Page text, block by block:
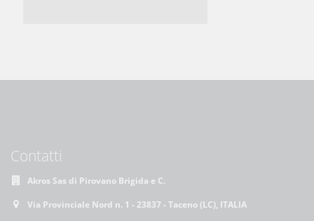
Contatti
Akros Sas di Pirovano Brigida e C.
Via Provinciale Nord n. 1 - 23837 - Taceno (LC), ITALIA